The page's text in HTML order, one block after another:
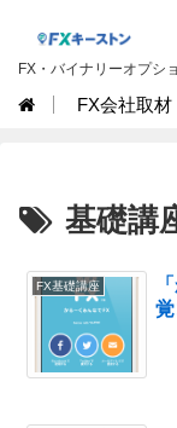
FX・バイナリーオプシ
FX会社取材
基礎講
FX基礎講座